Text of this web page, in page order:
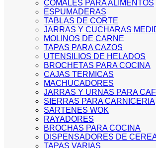
COMALES PARA ALIMENTOS
ESPUMADERAS
TABLAS DE CORTE
JARRAS Y CUCHARAS
MOLINOS DE CARNE
TAPAS PARA CAZOS
UTENSILIOS DE HELADOS
BROCHETAS PARA COCINA
CAJAS TERMICAS
MACHUCADORES
JARRAS Y URNAS PARA
SIERRAS PARA CARNICERIA
SARTENES WOK
RAYADORES
BROCHAS PARA COCINA
DISPENSADORES DE
TAPAS VARIAS